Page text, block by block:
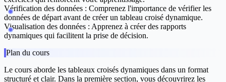
Vérification des données : Comprenez l'importance de vérifier les
données de départ avant de créer un tableau croisé dynamique.
Visualisation des données : Apprenez à créer des rapports
dynamiques qui facilitent la prise de décision.
Plan du cours
Le cours aborde les tableaux croisés dynamiques dans un format
structuré et clair. Dans la première section, vous découvrirez les